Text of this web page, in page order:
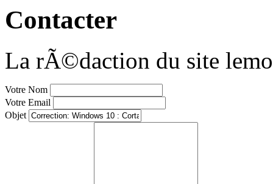
Contacter
La rÃ©daction du site
Votre Nom
Votre Email
Objet